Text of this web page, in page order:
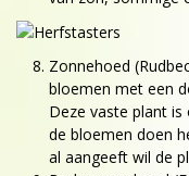
Zonnehoed
bloemen met een
Deze vaste plant
de bloemen doen
al aangeeft wil de